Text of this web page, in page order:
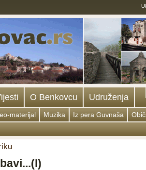
O Benkovcu Udruženja
materijal Muzika Iz pera Guvnaša